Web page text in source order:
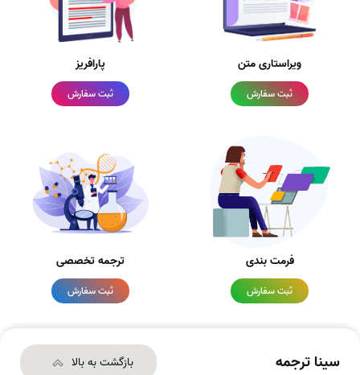
ویراستاری متن
ثبت سفارش
پارافریز
ثبت سفارش
فرمت بندی
ثبت سفارش
ترجمه تخصصی
ثبت سفارش
سینا ترجمه بازگشت به بالا